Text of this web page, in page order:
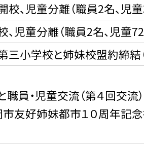
、児童分離（職員2名、児
児童分離（職員2名、児童72
小学校と姉妹校盟約締結
員・児童交流（第４回交流）
市友好姉妹都市１０周年記